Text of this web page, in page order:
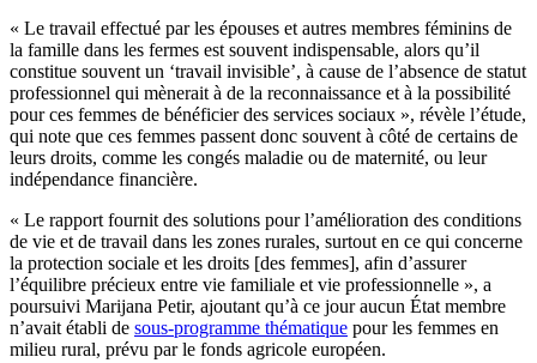
« Le travail effectué par les épouses et autres membres féminins de
la famille dans les fermes est souvent indispensable, alors qu’il
constitue souvent un ‘travail invisible’, à cause de l’absence de statut
professionnel qui mènerait à de la reconnaissance et à la possibilité
pour ces femmes de bénéficier des services sociaux », révèle l’étude,
qui note que ces femmes passent donc souvent à côté de certains de
leurs droits, comme les congés maladie ou de maternité, ou leur
indépendance financière.
« Le rapport fournit des solutions pour l’amélioration des conditions
de vie et de travail dans les zones rurales, surtout en ce qui concerne
la protection sociale et les droits [des femmes], afin d’assurer
l’équilibre précieux entre vie familiale et vie professionnelle », a
poursuivi Marijana Petir, ajoutant qu’à ce jour aucun État membre
n’avait établi de sous-programme thématique pour les femmes en
milieu rural, prévu par le fonds agricole européen.